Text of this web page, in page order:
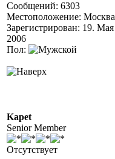
Сообщений: 6303
Местоположение: Москва
Зарегистрирован: 19. Мая
2006
Пол:
Kapet
Senior Member
Отсутствует